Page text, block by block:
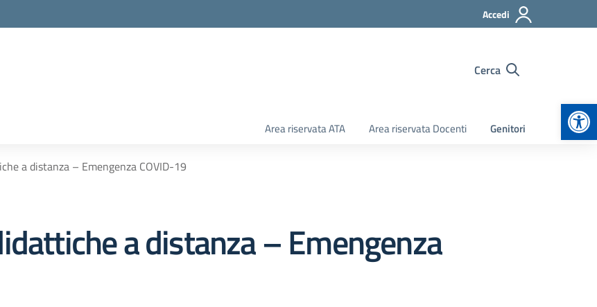
Accedi
Cerca
Area riservata ATA Area riservata Docenti Genitori
a distanza – Emengenza COVID-19
a distanza – Emengenza